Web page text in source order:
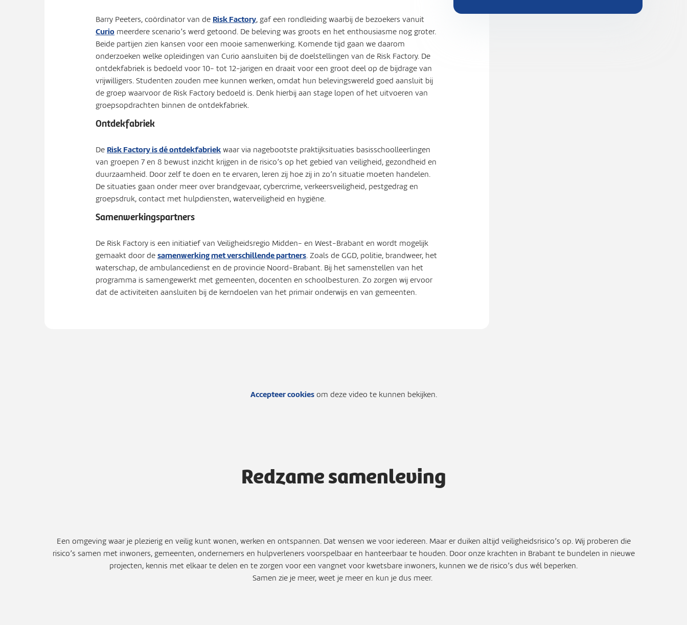
Barry Peeters, coördinator van de Risk Factory, gaf een rondleiding waarbij de bezoekers vanuit
Curio meerdere scenario’s werd getoond. De beleving was groots en het enthousiasme nog groter.
Beide partijen zien kansen voor een mooie samenwerking. Komende tijd gaan we daarom
onderzoeken welke opleidingen van Curio aansluiten bij de doelstellingen van de Risk Factory. De
ontdekfabriek is bedoeld voor 10- tot 12-jarigen en draait voor een groot deel op de bijdrage van
vrijwilligers. Studenten zouden mee kunnen werken, omdat hun belevingswereld goed aansluit bij
de groep waarvoor de Risk Factory bedoeld is. Denk hierbij aan stage lopen of het uitvoeren van
groepsopdrachten binnen de ontdekfabriek.
Ontdekfabriek
De Risk Factory is dé ontdekfabriek waar via nagebootste praktijksituaties basisschoolleerlingen
van groepen 7 en 8 bewust inzicht krijgen in de risico’s op het gebied van veiligheid, gezondheid en
duurzaamheid. Door zelf te doen en te ervaren, leren zij hoe zij in zo’n situatie moeten handelen.
De situaties gaan onder meer over brandgevaar, cybercrime, verkeersveiligheid, pestgedrag en
groepsdruk, contact met hulpdiensten, waterveiligheid en hygiëne.
Samenwerkingspartners
De Risk Factory is een initiatief van Veiligheidsregio Midden- en West-Brabant en wordt mogelijk
gemaakt door de samenwerking met verschillende partners. Zoals de GGD, politie, brandweer, het
waterschap, de ambulancedienst en de provincie Noord-Brabant. Bij het samenstellen van het
programma is samengewerkt met gemeenten, docenten en schoolbesturen. Zo zorgen wij ervoor
dat de activiteiten aansluiten bij de kerndoelen van het primair onderwijs en van gemeenten.
Accepteer cookiesom deze video te kunnen bekijken.
Redzame samenleving
Een omgeving waar je plezierig en veilig kunt wonen, werken en ontspannen. Dat wensen we voor iedereen. Maar er duiken altijd veiligheidsrisico’s op. Wij proberen die
risico’s samen met inwoners, gemeenten, ondernemers en hulpverleners voorspelbaar en hanteerbaar te houden. Door onze krachten in Brabant te bundelen in nieuwe
projecten, kennis met elkaar te delen en te zorgen voor een vangnet voor kwetsbare inwoners, kunnen we de risico’s dus wél beperken.
Samen zie je meer, weet je meer en kun je dus meer.